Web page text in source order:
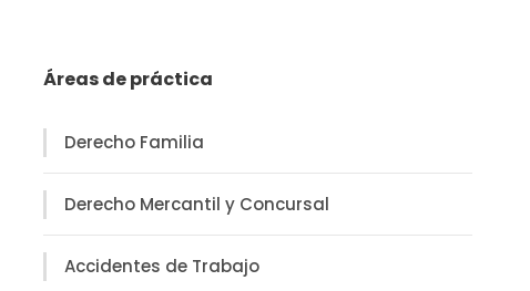
Áreas de práctica
Derecho Familia
Derecho Mercantil y Concursal
Accidentes de Trabajo